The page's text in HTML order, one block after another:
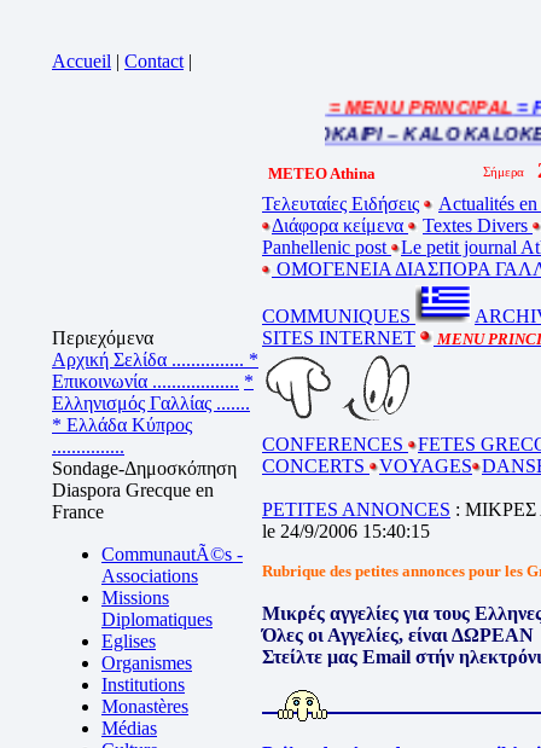
Accueil | Contact |
Περιεχόμενα
Αρχική Σελίδα ............... *
Επικοινωνία .................. *
Ελληνισμός Γαλλίας .......
* Ελλάδα Κύπρος
...............
Sondage-Δημοσκόπηση
Diaspora Grecque en
France
CommunautÃ©s -
Associations
Missions
Diplomatiques
Eglises
Organismes
Institutions
Monastères
Médias
= MENU PRINCIPAL=
BEL ETE – ΚΑΛΟ ΚΑΛΟΚΑΙΡΙ – KALO
METEO Athina
Τελευταίες Ειδήσεις
Actualités
Διάφορα κείμενα
Textes Divers
Panhellenic post
Le petit journal
ΟΜΟΓΕΝΕΙΑ ΔΙΑΣΠΟΡΑ
COMMUNIQUES
SITES INTERNET
MENU
CONFERENCES
FETES
CONCERTS
VOYAGES
PETITES ANNONCES : ΜΙΚΡΕΣ
le 24/9/2006 15:40:15
Rubrique des petites annonces pour les
Μικρές αγγελίες για τους
Όλες οι Αγγελίες, είναι ΔΩΡΕΑΝ
Στείλτε μας Email στήν